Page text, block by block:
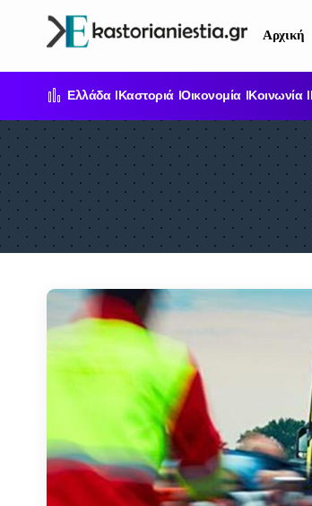
Αρχική
Ελλάδα Καστοριά Οικονομία Κοινωνία